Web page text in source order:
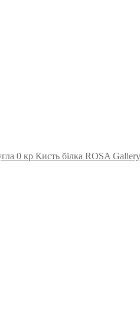
Кисть білка ROSA